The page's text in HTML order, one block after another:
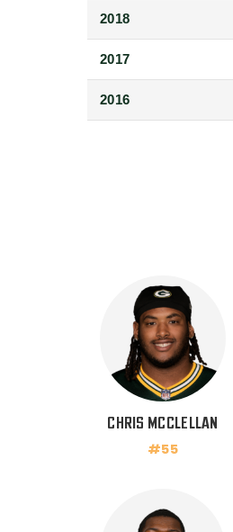
2018
2017
2016
CHRIS MCCLELLAN
#55